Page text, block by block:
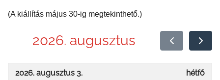
(A kiállítás május 30-ig megtekinthető.)
2026. augusztus
2026. augusztus 3. hétfő